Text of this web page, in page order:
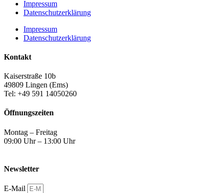
Impressum
Datenschutzerklärung
Impressum
Datenschutzerklärung
Kontakt
Kaiserstraße 10b
49809 Lingen (Ems)
Tel: +49 591 14050260
Öffnungszeiten
Montag – Freitag
09:00 Uhr – 13:00 Uhr
Newsletter
E-Mail